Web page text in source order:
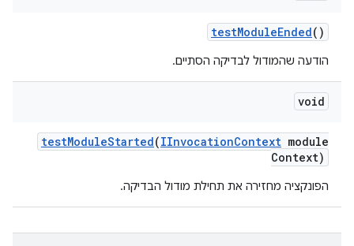
testModuleEnded()
הודעה שהמודול לבדיקה הסתיים.
void
testModuleStarted(IInvocationContext module
Context)
הפונקציה מחזירה את תחילת מודול הבדיקה.